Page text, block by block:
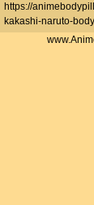
https://
kakashi-naruto-